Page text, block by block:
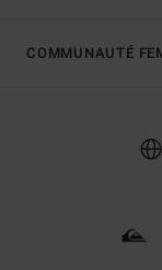
COMMUNAUTÉ